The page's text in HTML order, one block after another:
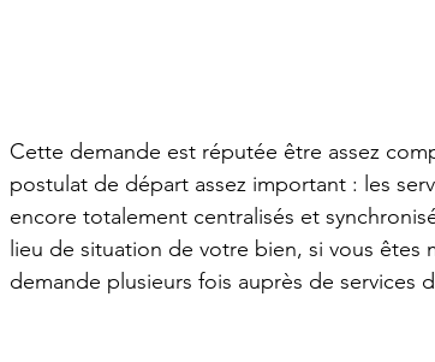
Cette demande est réputée être assez
postulat de départ assez important : les
encore totalement centralisés et
lieu de situation de votre bien, si vous
demande plusieurs fois auprès de services